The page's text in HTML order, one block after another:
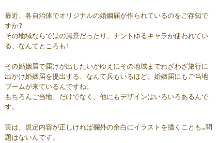
最近、各自治体でオリジナルの婚姻届が作られているのをご存知で
すか?
その地域ならではの風景だったり、ナントゆるキャラが使われてい
る、なんてところも!
その婚姻届で届けが出したいがゆえにその地域までわざわざ旅行に
出かけ婚姻届を提出する、なんて兵もいるほど。婚姻届にもご当地
ブームが来ているんですね。
もちろんご当地、だけでなく、他にもデザインはいろいろあるんで
す。
実は、規定内容が正しければ欄外の余白にイラストを描くことも…問
題はないんです。